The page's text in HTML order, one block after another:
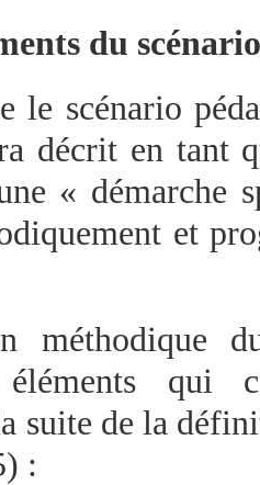
du
le scénario
décrit en tant
« démarche
et
méthodique
qui
suite de la
: